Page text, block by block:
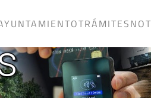
TRÁMITES